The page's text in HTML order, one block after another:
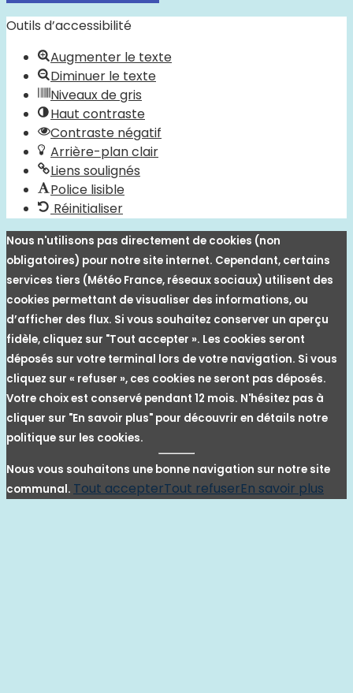
Outils d’accessibilité
Augmenter le texte
Diminuer le texte
Niveaux de gris
Haut contraste
Contraste négatif
Arrière-plan clair
Liens soulignés
Police lisible
Réinitialiser
Nous n'utilisons pas directement de cookies (non
obligatoires) pour notre site internet. Cependant, certains
services tiers (Météo France, réseaux sociaux) utilisent des
cookies permettant de visualiser des informations, ou
d’afficher des flux. Si vous souhaitez conserver un aperçu
fidèle, cliquez sur "Tout accepter ». Les cookies seront
déposés sur votre terminal lors de votre navigation. Si vous
cliquez sur « refuser », ces cookies ne seront pas déposés.
Votre choix est conservé pendant 12 mois. N'hésitez pas à
cliquer sur "En savoir plus" pour découvrir en détails notre
politique sur les cookies.
Nous vous souhaitons une bonne navigation sur notre site
communal. Tout accepterTout refuserEn savoir plus